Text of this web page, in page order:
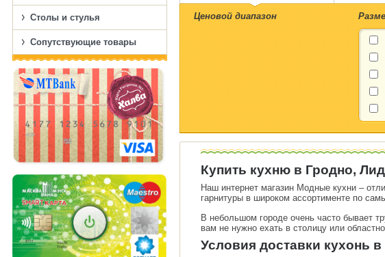
Ценовой диапазон
Купить кухню в Гродно,
Наш интернет магазин Модные кухни –
гарнитуры в широком ассортименте по
В небольшом городе очень часто бывает
вам не нужно ехать в столицу или
Условия доставки кухонь
Столы и стулья
Сопутствующие товары